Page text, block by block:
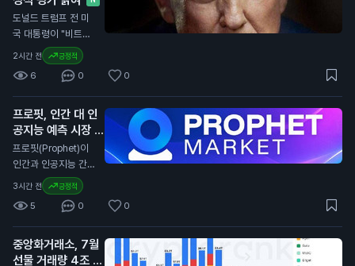
1%로 소폭 감소했습
니다. 경제 전문가들
은 85,000개의 일자
리 증가를 예상했으
나, 실제로는 감소했
습니다. 이는 연방준
비제도(Fed)가 금리
인상 여부를 결정하는
데 중요한 영향을 미
칠 수 있습니다. 이번
투자자에게 중요한 신
호입니다. 금리 인상
가격에 긍정적인 영향
을 미칠 수 있습니다.
도널드 트럼프 전 미
국 대통령이 "비트코
인은 큰 일이다. 사람
들이 비트코인으로 결
제하고 있다. 이는 달
러에 대한 압박을 줄
인다. 우리나라에 좋
은 일이다"라고 말했
습니다. 트럼프의 발
언은 암호화폐에 대한
긍정적인 시각을 드러
냅니다. 그의 아들들
이 지분을 가진 암호
화폐 채굴 회사인 아
메리칸 비트코인은 최
근 2분기 동안 5,72
2시간 전 긍정적
6 0 0
프로핏, 인간 대 인
공지능 예측 시장 출
시
N
프로핏(Prophet)이
인간과 인공지능 간의
예측 시장을 출시했습
니다. 사용자는 어떤
주제든 시장을 만들고
프로핏과 직접 거래할
수 있습니다. 이 서비
스는 사용자에게 예측
3시간 전 긍정적
5 0 0
중앙화거래소, 7월
선물 거래량 4조 달